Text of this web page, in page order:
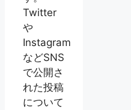
Twitter
や
Instagram
などSNS
で公開さ
れた投稿
について